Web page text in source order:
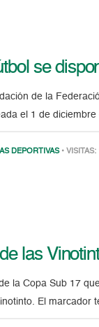
se
de la
el 1 de
DEPORTIVAS • VISITAS:
las
la Copa Sub 17
El marcador